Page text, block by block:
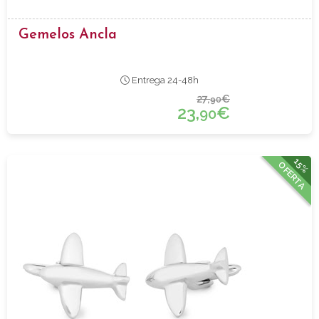
Gemelos Ancla
Entrega 24-48h
27,90€
23,90€
15%
OFERTA